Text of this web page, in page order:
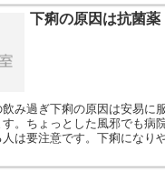
下痢の原因は抗菌薬
み過ぎ下痢の原因は安易に
。ちょっとした風邪でも病
は要注意です。下痢になり